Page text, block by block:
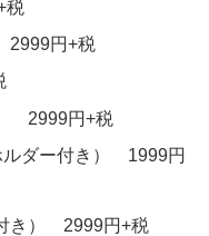
税
2999円+税
2999円+税
ルダー付き） 1999円
き） 2999円+税